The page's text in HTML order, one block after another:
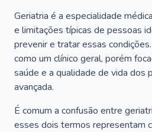
Geriatria é a especialidade
e limitações típicas de pessoas
prevenir e tratar essas
como um clínico geral, porém
saúde e a qualidade de vida dos
avançada.
É comum a confusão entre
esses dois termos representam